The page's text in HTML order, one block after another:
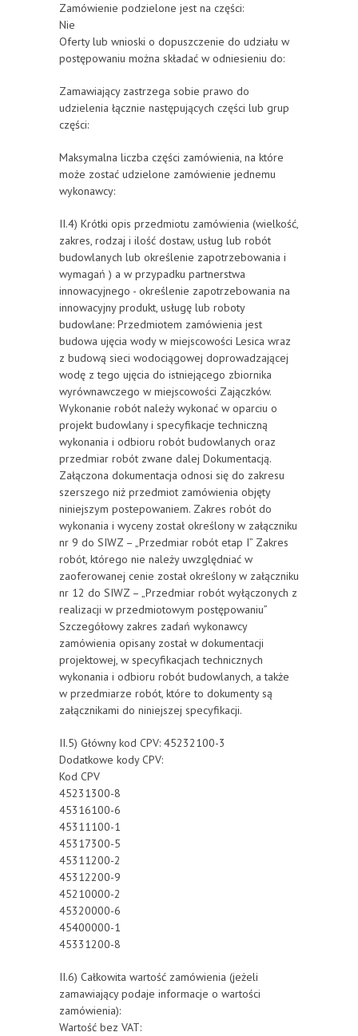
Zamówienie podzielone jest na części:
Nie
Oferty lub wnioski o dopuszczenie do udziału w
postępowaniu można składać w odniesieniu do:
Zamawiający zastrzega sobie prawo do
udzielenia łącznie następujących części lub grup
części:
Maksymalna liczba części zamówienia, na które
może zostać udzielone zamówienie jednemu
wykonawcy:
II.4) Krótki opis przedmiotu zamówienia (wielkość,
zakres, rodzaj i ilość dostaw, usług lub robót
budowlanych lub określenie zapotrzebowania i
wymagań ) a w przypadku partnerstwa
innowacyjnego - określenie zapotrzebowania na
innowacyjny produkt, usługę lub roboty
budowlane: Przedmiotem zamówienia jest
budowa ujęcia wody w miejscowości Lesica wraz
z budową sieci wodociągowej doprowadzającej
wodę z tego ujęcia do istniejącego zbiornika
wyrównawczego w miejscowości Zajączków.
Wykonanie robót należy wykonać w oparciu o
projekt budowlany i specyfikacje techniczną
wykonania i odbioru robót budowlanych oraz
przedmiar robót zwane dalej Dokumentacją.
Załączona dokumentacja odnosi się do zakresu
szerszego niż przedmiot zamówienia objęty
niniejszym postepowaniem. Zakres robót do
wykonania i wyceny został określony w załączniku
nr 9 do SIWZ – „Przedmiar robót etap I” Zakres
robót, którego nie należy uwzględniać w
zaoferowanej cenie został określony w załączniku
nr 12 do SIWZ – „Przedmiar robót wyłączonych z
realizacji w przedmiotowym postępowaniu”
Szczegółowy zakres zadań wykonawcy
zamówienia opisany został w dokumentacji
projektowej, w specyfikacjach technicznych
wykonania i odbioru robót budowlanych, a także
w przedmiarze robót, które to dokumenty są
załącznikami do niniejszej specyfikacji.
II.5) Główny kod CPV: 45232100-3
Dodatkowe kody CPV:
Kod CPV
45231300-8
45316100-6
45311100-1
45317300-5
45311200-2
45312200-9
45210000-2
45320000-6
45400000-1
45331200-8
II.6) Całkowita wartość zamówienia (jeżeli
zamawiający podaje informacje o wartości
zamówienia):
Wartość bez VAT: